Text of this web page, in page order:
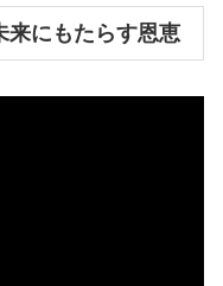
来にもたらす恩恵